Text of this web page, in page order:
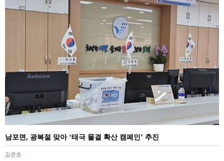
남포면, 광복절 맞아 ‘태극 물결 확산 캠페인’ 추진
김준호